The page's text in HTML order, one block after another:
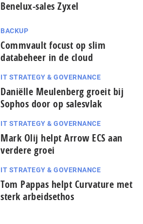
Benelux-sales Zyxel
BACKUP
Commvault focust op slim
databeheer in de cloud
IT STRATEGY & GOVERNANCE
Daniëlle Meulenberg groeit bij
Sophos door op salesvlak
IT STRATEGY & GOVERNANCE
Mark Olij helpt Arrow ECS aan
verdere groei
IT STRATEGY & GOVERNANCE
Tom Pappas helpt Curvature met
sterk arbeidsethos